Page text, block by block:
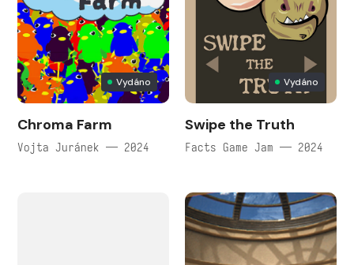
Vydáno
Chroma Farm
Vojta Juránek — 2024
Vydáno
Swipe the Truth
Facts Game Jam — 2024